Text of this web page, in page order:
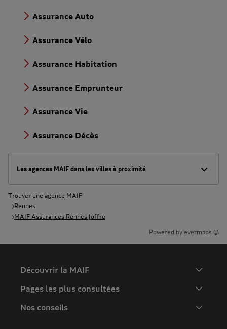
Assurance Auto
Assurance Vélo
Assurance Habitation
Assurance Emprunteur
Assurance Vie
Assurance Décès
Les agences MAIF dans les villes à proximité
Trouver une agence MAIF
Rennes
MAIF Assurances Rennes Joffre
Powered by evermaps ©
Découvrir la MAIF
L'Entreprise
Espace presse
Pages les plus consultées
Assurance auto
Nos conseils